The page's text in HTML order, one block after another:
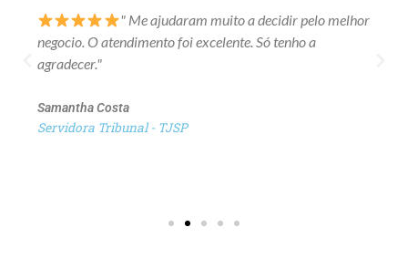
" Me ajudaram muito a decidir pelo melhor
negocio. O atendimento foi excelente. Só tenho a
agradecer."
Samantha Costa
Servidora Tribunal - TJSP